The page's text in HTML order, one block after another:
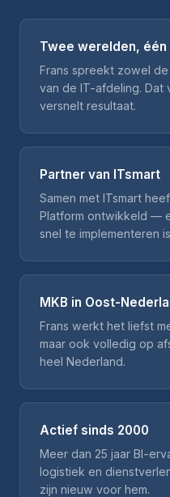
Twee werelden,
Frans spreekt zowel
van de IT-afdeling. Dat
versnelt resultaat.
Partner van ITsmart
Samen met ITsmart
Platform ontwikkeld —
snel te implementeren
MKB in Oost-
Frans werkt het liefst
maar ook volledig op
heel Nederland.
Actief sinds 2000
Meer dan 25 jaar BI-
logistiek en
zijn nieuw voor hem.